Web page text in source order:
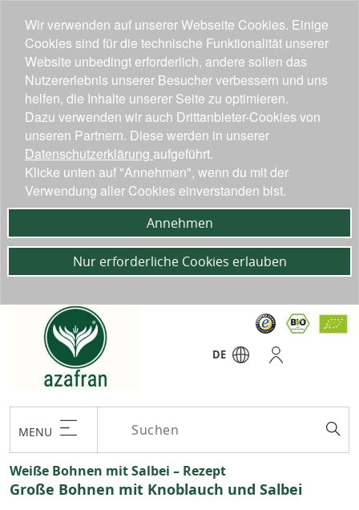
DE
MENU
Weiße Bohnen mit Salbei – Rezept
Große Bohnen mit Knoblauch und Salbei
Wir verwenden auf unserer Webseite Cookies. Einige
Cookies sind für die technische Funktionalität unserer
Website unbedingt erforderlich, andere sollen das
Nutzererlebnis unserer Besucher verbessern und uns
helfen, die Inhalte unserer Seite zu optimieren.
Dazu verwenden wir auch Drittanbieter-Cookies von
unseren Partnern. Diese werden in unserer
Datenschutzerklärung aufgeführt.
Klicke unten auf "Annehmen", wenn du mit der
Verwendung aller Cookies einverstanden bist.
Annehmen
Nur erforderliche Cookies erlauben